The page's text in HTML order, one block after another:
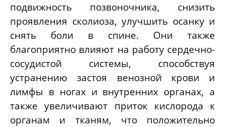
подвижность позвоночника, снизить
проявления сколиоза, улучшить осанку и
снять боли в спине. Они также
благоприятно влияют на работу сердечно-
сосудистой системы, способствуя
устранению застоя венозной крови и
лимфы в ногах и внутренних органах, а
также увеличивают приток кислорода к
органам и тканям, что положительно